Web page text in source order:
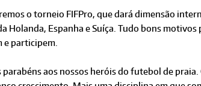
o torneio FIFPro, que dará dimensão
Holanda, Espanha e Suíça. Tudo bons
e participem.
aos nossos heróis do futebol de